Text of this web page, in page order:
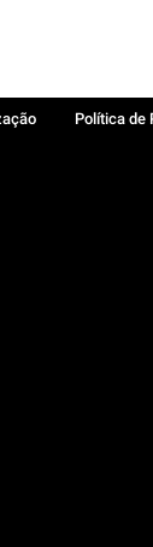
Política de